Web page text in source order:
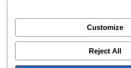
Customize
Reject All